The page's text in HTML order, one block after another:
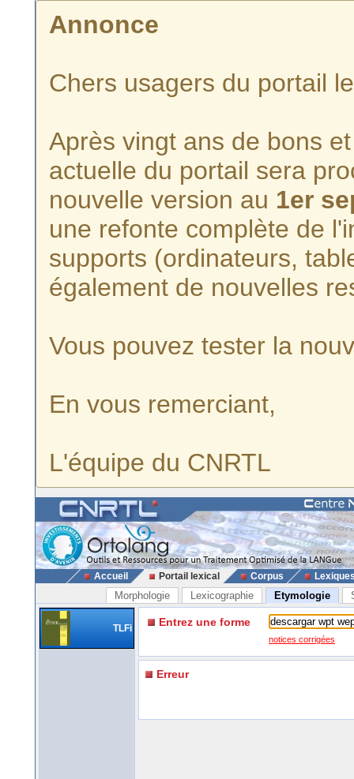
Annonce
Chers usagers du portail
Après vingt ans de bons
actuelle du portail sera
nouvelle version au 1er
une refonte complète de
supports (ordinateurs,
également de nouvelles
Vous pouvez tester la
En vous remerciant,
L'équipe du CNRTL
Accueil Portail lexical Corpus
Morphologie Lexicographie Etymologie
TLFi Entrez une forme
notices corrigées
Erreur